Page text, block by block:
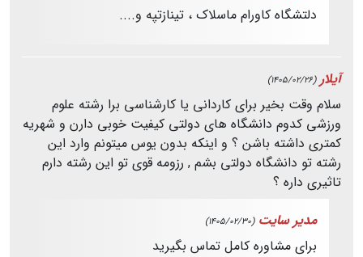
دلتشگاه کاورام ماسلاک ، تینازتپه و....
آیلار (1405/02/26)
سلام وقت بخیر برای کاردانی یا کارشناسی برا رشته علوم
ورزشی کدوم دانشگاه های دولتی کیفیت خوبی دارن و شهریه
کمتری داشته باشن ؟ و اینکه بدون یوس میتونم وارد این
رشته تو دانشگاه دولتی بشم , رزومه قوی تو این رشته دارم
تاثیری داره ؟
مدیر سایت (1405/02/30)
برای مشاوره کامل تماس بگیرید